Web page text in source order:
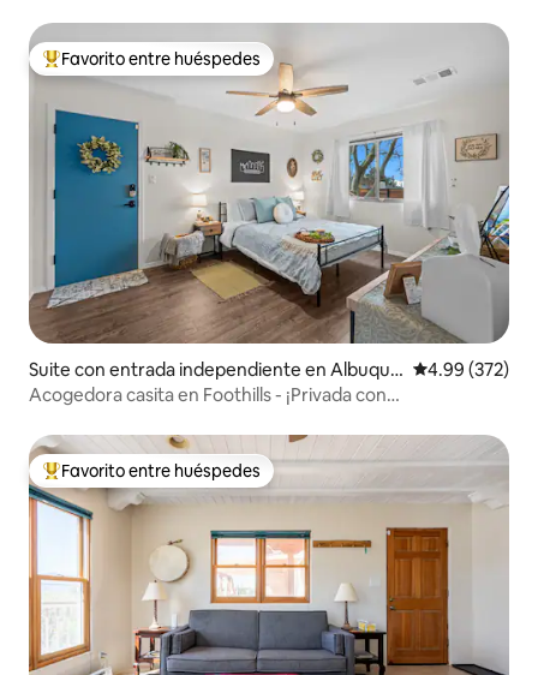
De los mejores en Favorito entre huéspedes
Favorito entre huéspedes
Suite con entrada independiente en Albuque
rque
Calificación
4.99 (372)
Acogedora casita en Foothills - ¡Privada con
De los mejores en Favorito entre huéspedes
Favorito entre huéspedes